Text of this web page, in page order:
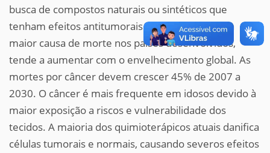
busca de compostos naturais ou sintéticos que
tenham efeitos antitumorais. O câncer, segunda
maior causa de morte nos países desenvolvidos,
tende a aumentar com o envelhecimento global. As
mortes por câncer devem crescer 45% de 2007 a
2030. O câncer é mais frequente em idosos devido à
maior exposição a riscos e vulnerabilidade dos
tecidos. A maioria dos quimioterápicos atuais danifica
células tumorais e normais, causando severos efeitos